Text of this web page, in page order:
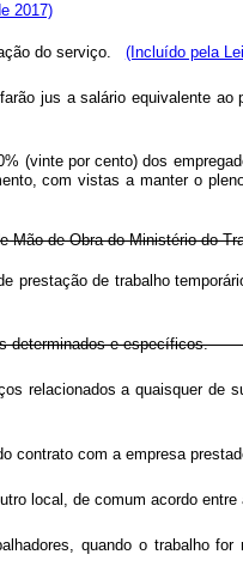
2017)
do serviço. (Incluído pela
jus a salário equivalente
(vinte por cento) dos
com vistas a manter o
Mão-de-Obra do Ministério do
de trabalho
serviços determinados e
relacionados a quaisquer de
do contrato com a
em outro local, de comum
quando o trabalho